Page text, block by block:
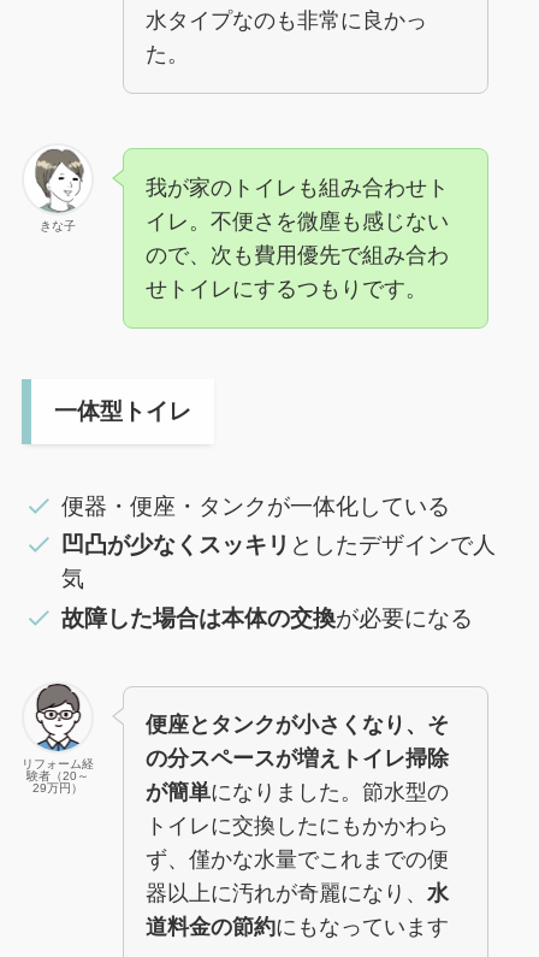
水タイプなのも非常に良かっ
た。
きな子
我が家のトイレも組み合わせト
イレ。不便さを微塵も感じない
ので、次も費用優先で組み合わ
せトイレにするつもりです。
一体型トイレ
便器・便座・タンクが一体化している
凹凸が少なくスッキリ としたデザインで人
気
故障した場合は本体の交換が必要になる
リフォーム経
験者（20～
29万円）
便座とタンクが小さくなり、そ
の分スペースが増えトイレ掃除
が簡単になりました。節水型の
トイレに交換したにもかかわら
ず、僅かな水量でこれまでの便
器以上に汚れが奇麗になり、 水
道料金の節約にもなっています